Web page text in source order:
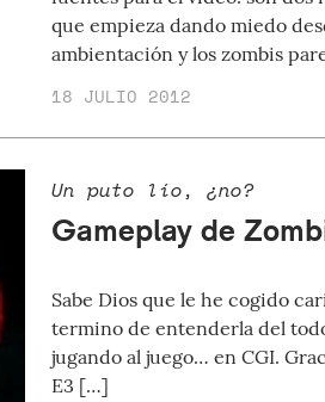
que empieza dando miedo
ambientación y los zombis
18 JULIO 2012
Un puto lío, ¿no?
Gameplay de
Sabe Dios que le he cogido
termino de entenderla del
jugando al juego… en CGI.
E3 […]